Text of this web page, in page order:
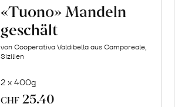
«Tuono» Mandeln
geschält
von Cooperativa Valdibella aus Camporeale,
Sizilien
2 x 400g
CHF 25.40